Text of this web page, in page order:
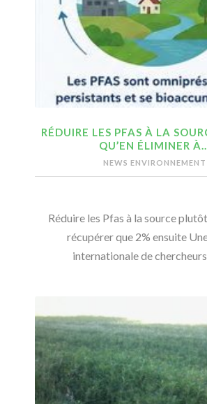
RÉDUIRE LES PFAS À LA
QU’EN ÉLIMINER
NEWS ENVIRONNEMENT
Réduire les Pfas à la source plutôt
récupérer que 2% ensuite
internationale de